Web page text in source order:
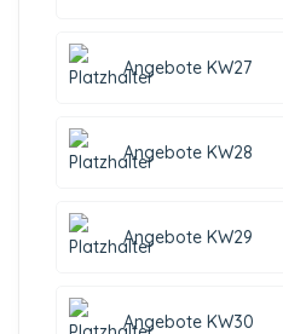
Angebote KW27
Angebote KW28
Angebote KW29
Angebote KW30